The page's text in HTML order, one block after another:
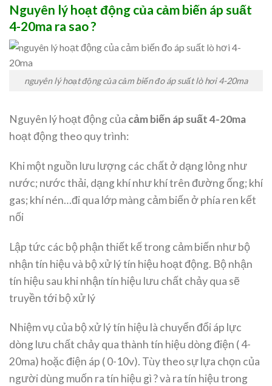
Nguyên lý hoạt động của cảm biến áp suất
4-20ma ra sao ?
nguyên lý hoạt động của cảm biến đo áp suất lò hơi 4-20ma
Nguyên lý hoạt động của cảm biến áp suất 4-20ma
hoạt động theo quy trình:
Khi một nguồn lưu lượng các chất ở dạng lỏng như
nước; nước thải, dạng khí như khí trên đường ống; khí
gas; khí nén…đi qua lớp màng cảm biến ở phía ren kết
nối
Lập tức các bộ phận thiết kế trong cảm biến như bộ
nhận tín hiệu và bộ xử lý tín hiệu hoạt động. Bộ nhận
tín hiệu sau khi nhận tín hiệu lưu chất chảy qua sẽ
truyền tới bộ xử lý
Nhiệm vụ của bộ xử lý tín hiệu là chuyển đổi áp lực
dòng lưu chất chảy qua thành tín hiệu dòng điện ( 4-
20ma) hoặc điện áp ( 0-10v). Tùy theo sự lựa chọn của
người dùng muốn ra tín hiệu gì ? và ra tín hiệu trong